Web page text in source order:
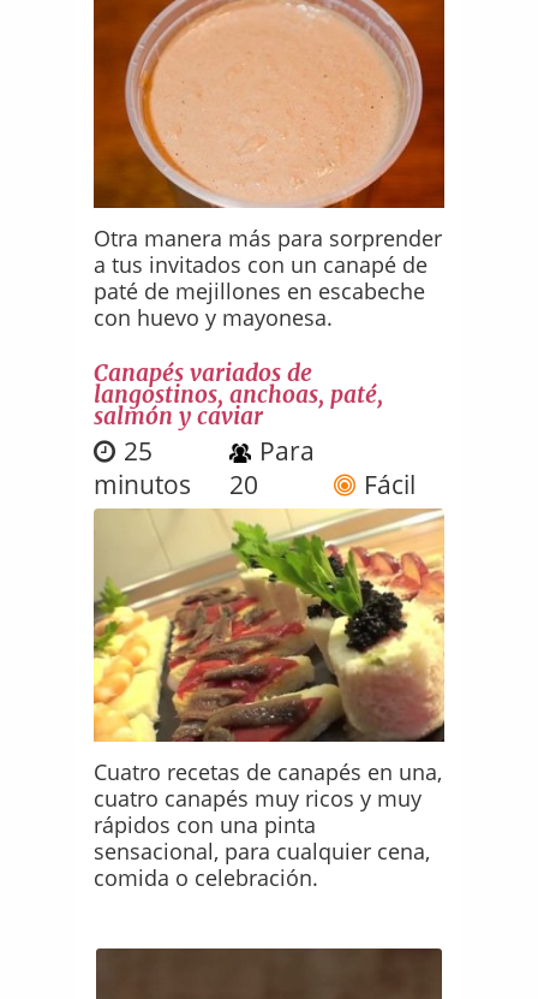
Otra manera más para sorprender
a tus invitados con un canapé de
paté de mejillones en escabeche
con huevo y mayonesa.
Canapés variados de
langostinos, anchoas, paté,
salmón y caviar
25
minutos
Para
20
Fácil
Cuatro recetas de canapés en una,
cuatro canapés muy ricos y muy
rápidos con una pinta
sensacional, para cualquier cena,
comida o celebración.